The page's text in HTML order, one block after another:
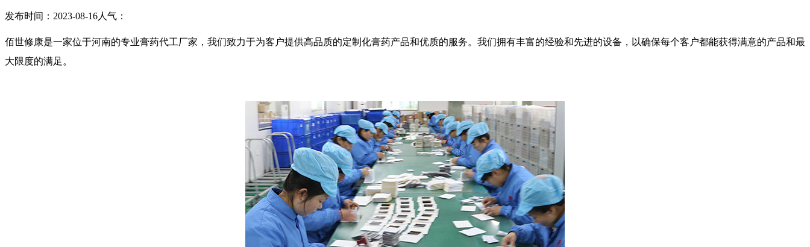
发布时间：2023-08-16人气：
佰世修康是一家位于河南的专业膏药代工厂家，我们致力于为客户提供高品质的定制化膏药产品和优质的服务。我们拥有丰富的经验和先进的设备，以确保每个客户都能获得满意的产品和最
大限度的满足。